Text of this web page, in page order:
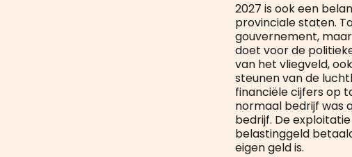
2027 is ook een
provinciale staten.
gouvernement,
doet voor de
van het vliegveld,
steunen van de
financiële cijfers op
normaal bedrijf was
bedrijf. De
belastinggeld
eigen geld is.